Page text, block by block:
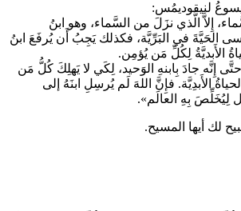
لنيقوديمُس:
إِلاَّ الَّذي نزَلَ من السَّماء، وهو ابنُ
الحَيَّةَ في البَرِّيَّة، فكذلك يَجِبُ أَن يُرفَعَ ابنُ
الأَبديَّةُ لِكُلِّ مَن يُؤمِن.
إِنَّه جادَ بِابنهِ الوَحيد، لِكَي لا يَهلِكَ كُلُّ مَن
الأَبدِيَّة. فإِنَّ اللهَ لَم يُرسِلِ ابنَهُ إلى
بل لِيُخَلِّصَ بِهِ العالَم».
لك أيها المسيح.